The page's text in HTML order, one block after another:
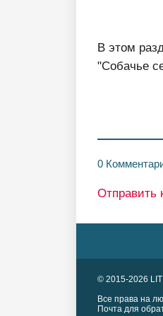
В этом
"Собачье
0
Отправить
© 2015-2026
Все права на
Почта для